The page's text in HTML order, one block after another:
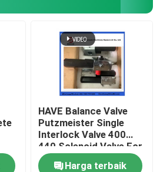
HAVE Balance Valve
Putzmeister Single
Interlock Valve 400
440 Solenoid Valve For
Concrete Pump
Harga terbaik